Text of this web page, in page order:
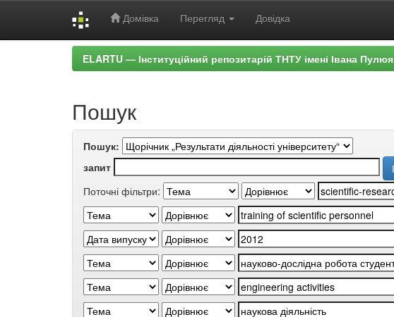
Домівка Перегляд Довідка
ELARTU — Інституційний репозитарій ТНТУ імені Івана Пулюя
Пошук
Пошук:
запит
Поточні фільтри: